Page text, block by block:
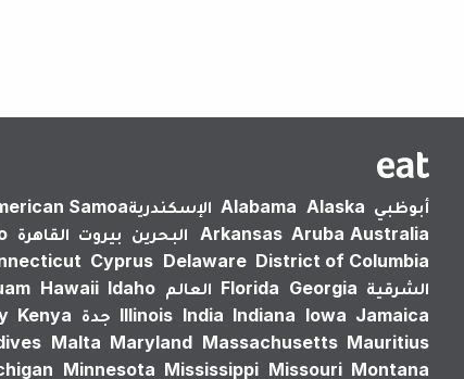
أبوظبي Alabama Alaska الإسكندرية‎Samoa
Arkansas Aruba Australia البحرين بيروت القاهرة
Cyprus Delaware District of Columbia
الشرقية
Florida Georgia العالم Hawaii Idaho
Illinois India Indiana Iowa Jamaica جدة Kenya
Malta Maryland Massachusetts Mauritius
Minnesota Mississippi Missouri Montana